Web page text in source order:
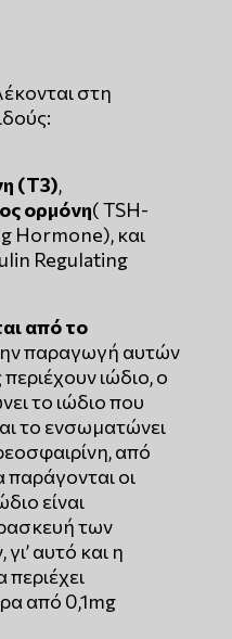
στη
(Τ3),
ορμόνη( TSH-
Hormone), και
Regulating
από το
παραγωγή αυτών
ιώδιο, ο
το ιώδιο που
το ενσωματώνει
από
παράγονται οι
είναι
των
αυτό και η
από 0,1mg